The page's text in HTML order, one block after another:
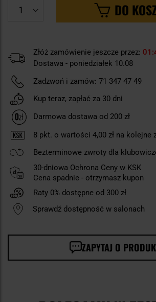
DO
Złóż zamówienie jeszcze przez: 01
Dostawa - poniedziałek 10.08
Zadzwoń i zamów: 71 347 47 49
Kup teraz, zapłać za 30 dni
Darmowa dostawa od 200 zł
8 pkt. o wartości 4,00 zł na kolejne
Bezterminowe zwroty dla
30-dniowa Ochrona Ceny w KSK
Cena spadnie - otrzymasz kupon
Raty 0% dostępne od 300 zł
Sprawdź dostępność w salonach
ZAPYTAJ O